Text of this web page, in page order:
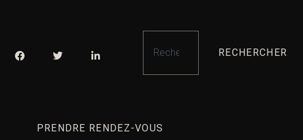
RECHERCHER
PRENDRE RENDEZ-VOUS